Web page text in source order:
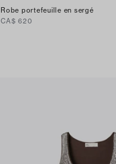
Robe portefeuille en sergé
CA$ 620